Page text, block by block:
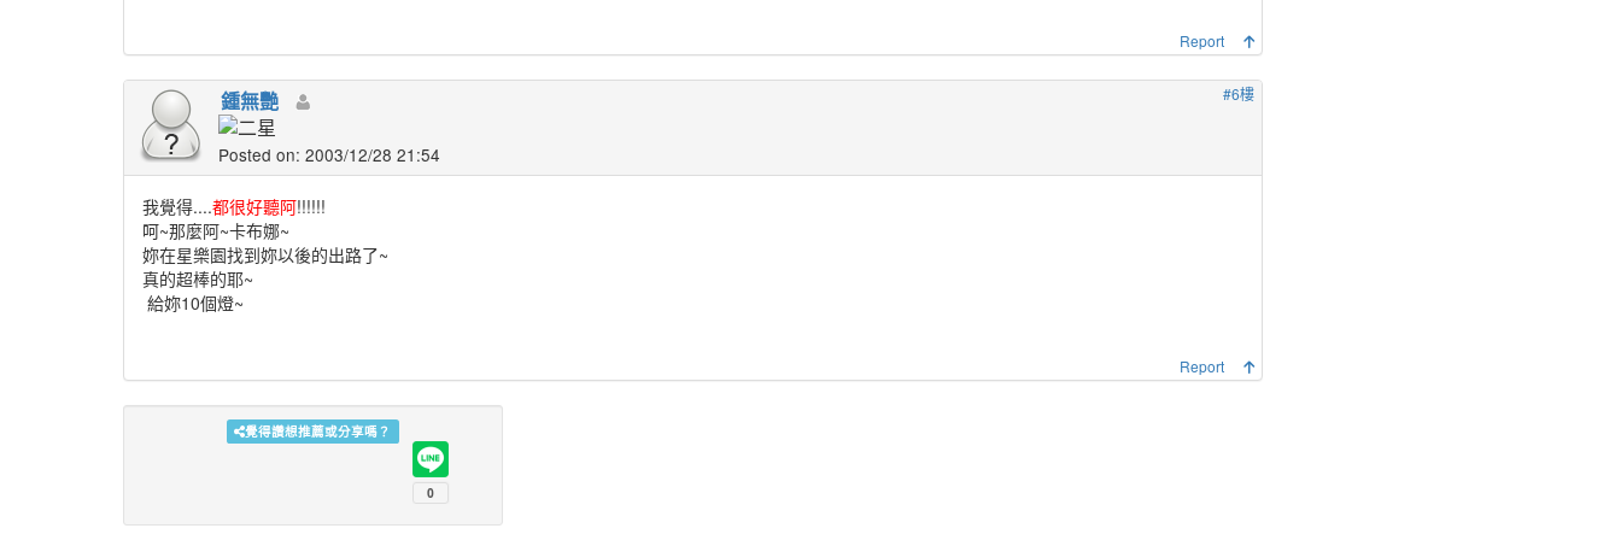
Report
#6樓
鍾無艷
Posted on: 2003/12/28 21:54
我覺得....都很好聽阿!!!!!!
呵~那麼阿~卡布娜~
妳在星樂園找到妳以後的出路了~
真的超棒的耶~
給妳10個燈~
Report
覺得讚想推薦或分享嗎？